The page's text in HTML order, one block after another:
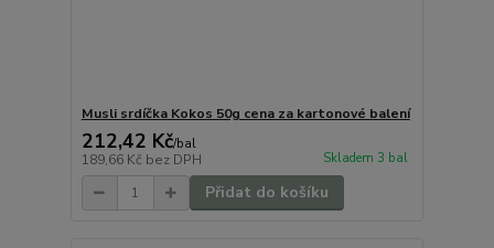
Musli srdíčka Kokos 50g cena za kartonové balení
212,42 Kč/bal
189,66 Kč bez DPH Skladem 3 bal
Přidat do košíku